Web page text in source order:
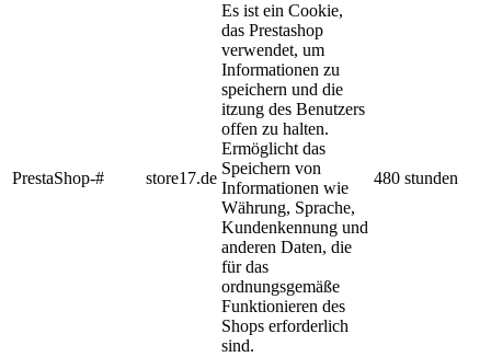
PrestaShop-# store17.de
Es ist ein Cookie,
das Prestashop
verwendet, um
Informationen zu
speichern und die
itzung des Benutzers
offen zu halten.
Ermöglicht das
Speichern von
Informationen wie
Währung, Sprache,
Kundenkennung und
anderen Daten, die
für das
ordnungsgemäße
Funktionieren des
Shops erforderlich
sind.
480 stunden